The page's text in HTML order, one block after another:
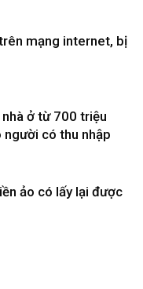
mạng internet, bị
ở từ 700 triệu
người có thu nhập
ảo có lấy lại được